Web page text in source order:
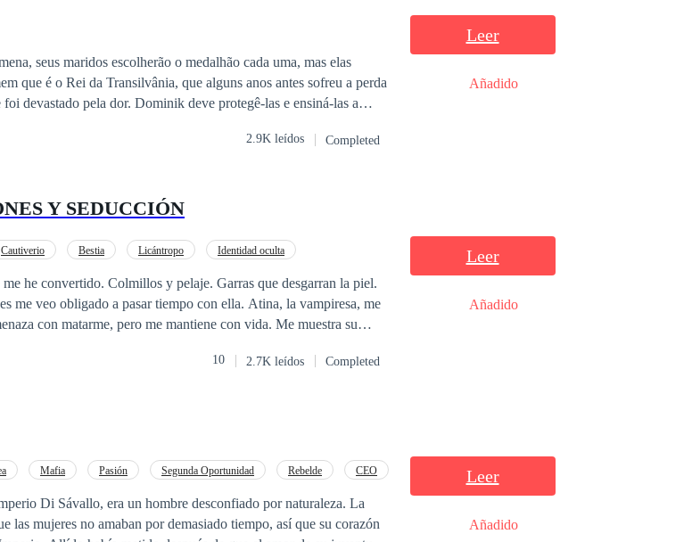
que é o Rei da Transilvânia, que alguns anos antes sofreu a perda
o mais forte seja capaz de lidar com esse amor verdadeiro.
2.9K leídos Completed
Leer
Añadido
Y SEDUCCIÓN
Cautiverio Bestia Licántropo
Identidad oculta
he convertido. Colmillos y pelaje. Garras que desgarran la piel.
me veo obligado a pasar tiempo con ella. Atina, la vampiresa, me
con matarme, pero me mantiene con vida. Me muestra su
reclamarla. Hacerla mía. Pero primero necesito
10 2.7K leídos Completed
Leer
Añadido
Mafia Pasión Segunda Oportunidad Rebelde
CEO
Di Sávallo, era un hombre desconfiado por naturaleza. La
las mujeres no amaban por demasiado tiempo, así que su corazón
Leer
Añadido